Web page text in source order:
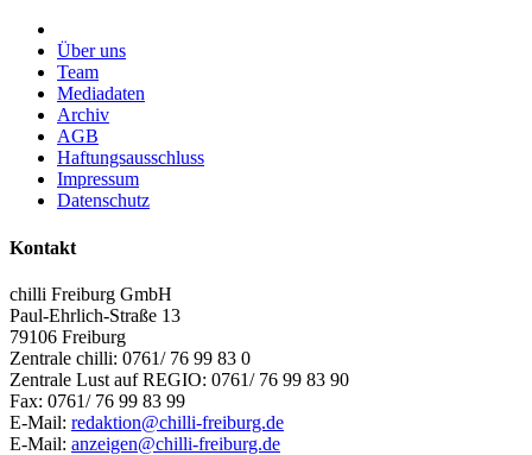
Über uns
Team
Mediadaten
Archiv
AGB
Haftungsausschluss
Impressum
Datenschutz
Kontakt
chilli Freiburg GmbH
Paul-Ehrlich-Straße 13
79106 Freiburg
Zentrale chilli: 0761/ 76 99 83 0
Zentrale Lust auf REGIO: 0761/ 76 99 83 90
Fax: 0761/ 76 99 83 99
E-Mail: redaktion@chilli-freiburg.de
E-Mail: anzeigen@chilli-freiburg.de